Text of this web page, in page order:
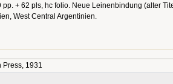
+ 62 pls, hc folio. Neue Leinenbindung (alter
West Central Argentinien.
Press, 1931